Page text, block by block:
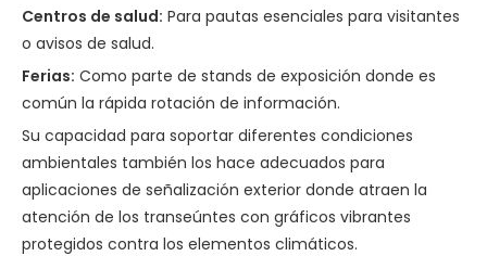
Centros de salud: Para pautas esenciales para visitantes
o avisos de salud.
Ferias: Como parte de stands de exposición donde es
común la rápida rotación de información.
Su capacidad para soportar diferentes condiciones
ambientales también los hace adecuados para
aplicaciones de señalización exterior donde atraen la
atención de los transeúntes con gráficos vibrantes
protegidos contra los elementos climáticos.